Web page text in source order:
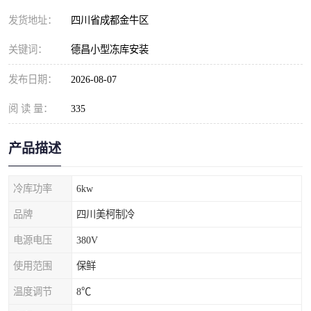
发货地址： 四川省成都金牛区
关键词： 德昌小型冻库安装
发布日期： 2026-08-07
阅 读 量： 335
产品描述
冷库功率 6kw
品牌 四川美柯制冷
电源电压 380V
使用范围 保鲜
温度调节 8℃